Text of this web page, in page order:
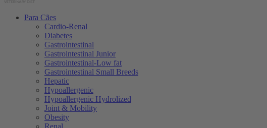
Para Cães
Cardio-Renal
Diabetes
Gastrointestinal
Gastrointestinal Junior
Gastrointestinal-Low fat
Gastrointestinal Small Breeds
Hepatic
Hypoallergenic
Hypoallergenic Hydrolized
Joint & Mobility
Obesity
Renal